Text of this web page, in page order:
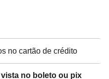
no cartão de crédito
vista no boleto ou pix